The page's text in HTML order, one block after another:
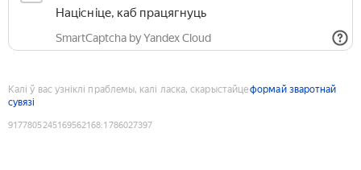
Націсніце, каб працягнуць
SmartCaptcha by Yandex Cloud
Калі ў вас узніклі праблемы, калі ласка, скарыстайцеформай зваротнай
сувязі
9177805245169562168:1786027397